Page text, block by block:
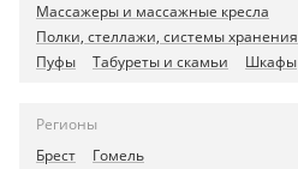
Массажеры и массажные кресла
Полки, стеллажи, системы хранения
Пуфы
Табуреты и скамьи Шкафы
Регионы
Брест
Гомель